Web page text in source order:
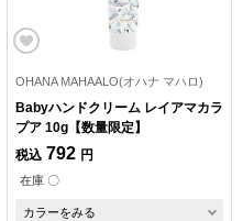
OHANA MAHAALO(オハナ マハロ)
Babyハンドクリーム レイアマカラ
プア 10g【数量限定】
税込 792 円
在庫 〇
カラーをみる